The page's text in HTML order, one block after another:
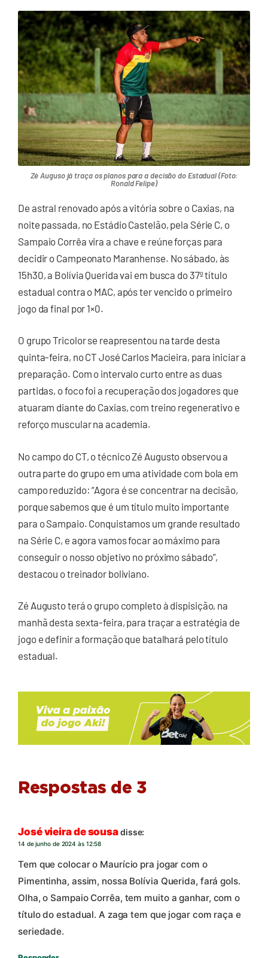
Zé Auguso já traça os planos para a decisão do Estadual (Foto:
Ronald Felipe)
De astral renovado após a vitória sobre o Caxias, na
noite passada, no Estádio Castelão, pela Série C, o
Sampaio Corrêa vira a chave e reúne forças para
decidir o Campeonato Maranhense. No sábado, às
15h30, a Bolívia Querida vai em busca do 37º título
estadual contra o MAC, após ter vencido o primeiro
jogo da final por 1×0.
O grupo Tricolor se reapresentou na tarde desta
quinta-feira, no CT José Carlos Macieira, para iniciar a
preparação. Com o intervalo curto entre as duas
partidas, o foco foi a recuperação dos jogadores que
atuaram diante do Caxias, com treino regenerativo e
reforço muscular na academia.
No campo do CT, o técnico Zé Augusto observou a
outra parte do grupo em uma atividade com bola em
campo reduzido: “Agora é se concentrar na decisão,
porque sabemos que é um título muito importante
para o Sampaio. Conquistamos um grande resultado
na Série C, e agora vamos focar ao máximo para
conseguir o nosso objetivo no próximo sábado”,
destacou o treinador boliviano.
Zé Augusto terá o grupo completo à dispisição, na
manhã desta sexta-feira, para traçar a estratégia de
jogo e definir a formação que batalhará pelo título
estadual.
Respostas de 3
José vieira de sousadisse:
14 de junho de 2024 às 12:58
Tem que colocar o Maurício pra jogar com o
Pimentinha, assim, nossa Bolívia Querida, fará gols.
Olha, o Sampaio Corrêa, tem muito a ganhar, com o
título do estadual. A zaga tem que jogar com raça e
seriedade.